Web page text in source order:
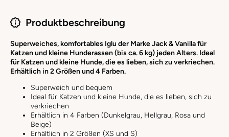
Produktbeschreibung
Superweiches, komfortables Iglu der Marke Jack & Vanilla für
Katzen und kleine Hunderassen (bis ca. 6 kg) jeden Alters. Ideal
für Katzen und kleine Hunde, die es lieben, sich zu verkriechen.
Erhältlich in 2 Größen und 4 Farben.
Superweich und bequem
Ideal für Katzen und kleine Hunde, die es lieben, sich zu
verkriechen
Erhältlich in 4 Farben (Dunkelgrau, Hellgrau, Rosa und
Beige)
Erhältlich in 2 Größen (XS und S)